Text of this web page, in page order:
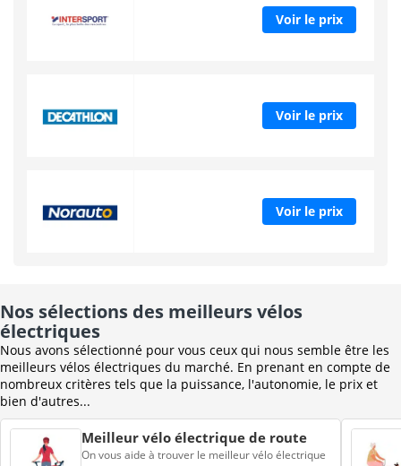
Voir le prix
Voir le prix
Voir le prix
Nos sélections des meilleurs vélos
électriques
Nous avons sélectionné pour vous ceux qui nous semble être les
meilleurs vélos électriques du marché. En prenant en compte de
nombreux critères tels que la puissance, l'autonomie, le prix et
bien d'autres...
Meilleur vélo électrique de route
On vous aide à trouver le meilleur vélo électrique